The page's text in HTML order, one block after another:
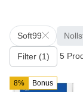
Soft99
Filter (1) 5
8% Bonus